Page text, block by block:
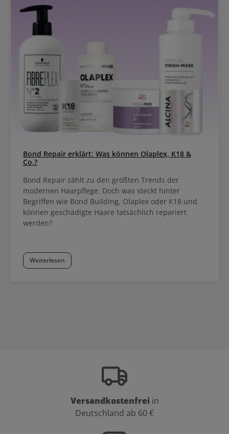
Bond Repair erklärt: Was können Olaplex, K18 &
Co.?
Bond Repair zählt zu den größten Trends der
modernen Haarpflege. Doch was steckt hinter
Begriffen wie Bond Building, Olaplex oder K18 und
können geschädigte Haare tatsächlich repariert
werden?
Weiterlesen
Versandkostenfrei in
Deutschland ab 60 €